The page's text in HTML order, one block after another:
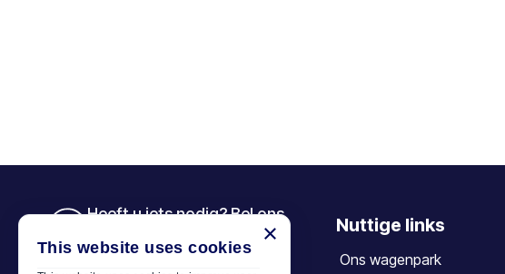
Heeft u iets nodig? Bel ons
+30 6944 833 391
Nuttige links
Ons wagenpark
×
This website uses cookies